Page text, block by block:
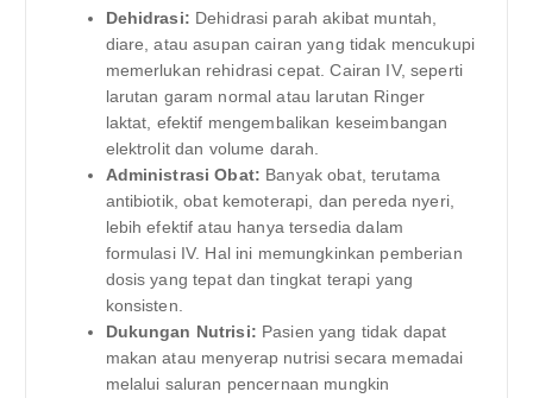
Dehidrasi: Dehidrasi parah akibat muntah,
diare, atau asupan cairan yang tidak mencukupi
memerlukan rehidrasi cepat. Cairan IV, seperti
larutan garam normal atau larutan Ringer
laktat, efektif mengembalikan keseimbangan
elektrolit dan volume darah.
Administrasi Obat: Banyak obat, terutama
antibiotik, obat kemoterapi, dan pereda nyeri,
lebih efektif atau hanya tersedia dalam
formulasi IV. Hal ini memungkinkan pemberian
dosis yang tepat dan tingkat terapi yang
konsisten.
Dukungan Nutrisi: Pasien yang tidak dapat
makan atau menyerap nutrisi secara memadai
melalui saluran pencernaan mungkin